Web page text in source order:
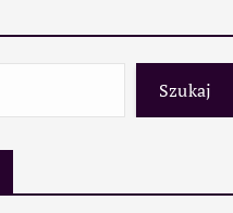
Szukaj